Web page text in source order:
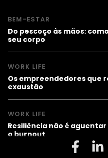
BEM-ESTAR
Do pescoço às mãos:
seu corpo
WORK LIFE
Os empreendedores que
exaustão
WORK LIFE
Resiliência não é
o burnout